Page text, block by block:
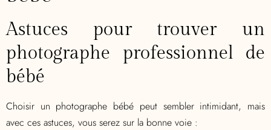
Astuces pour trouver un
photographe professionnel de
bébé
Choisir un photographe bébé peut sembler intimidant, mais
avec ces astuces, vous serez sur la bonne voie :